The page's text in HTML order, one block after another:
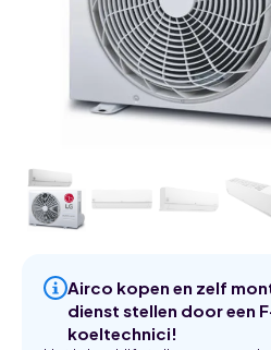
Airco kopen en zelf
dienst stellen door een
koeltechnici!